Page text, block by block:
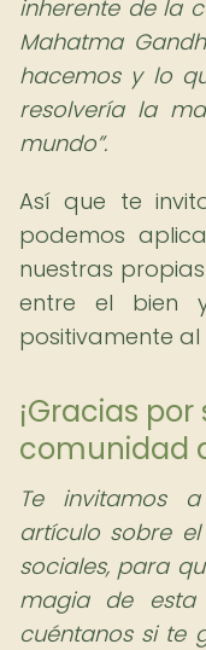
inherente de la
Mahatma
hacemos y lo
resolvería la
mundo .
Así que te
podemos
nuestras
entre el bien
positivamente
¡Gracias
comunidad
Te invitamos
artículo sobre
sociales, para
magia de esta
cuéntanos si te